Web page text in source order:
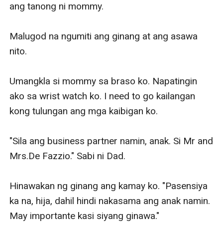
ang tanong ni mommy.
Malugod na ngumiti ang ginang at ang asawa
nito.
Umangkla si mommy sa braso ko. Napatingin
ako sa wrist watch ko. I need to go kailangan
kong tulungan ang mga kaibigan ko.
"Sila ang business partner namin, anak. Si Mr and
Mrs.De Fazzio." Sabi ni Dad.
Hinawakan ng ginang ang kamay ko. "Pasensiya
ka na, hija, dahil hindi nakasama ang anak namin.
May importante kasi siyang ginawa."